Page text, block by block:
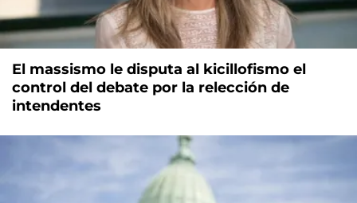
El massismo le disputa al kicillofismo el
control del debate por la relección de
intendentes